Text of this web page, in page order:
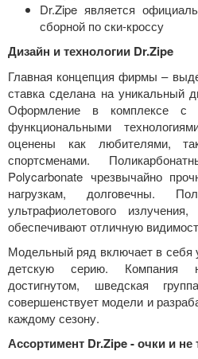
Dr.Zipe является
сборной по ски-кроссу
Дизайн и технологии Dr.Zipe
Главная концепция фирмы –
ставка сделана на уникальный
Оформление в комплексе с
функциональными
оценены как любителями,
спортсменами.
Polycarbonate чрезвычайно
нагрузкам, долговечны.
ультрафиолетового
обеспечивают отличную
Модельный ряд включает в себя
детскую серию. Компания
достигнутом, шведская
совершенствует модели и
каждому сезону.
Ассортимент Dr.Zipe - очки и не